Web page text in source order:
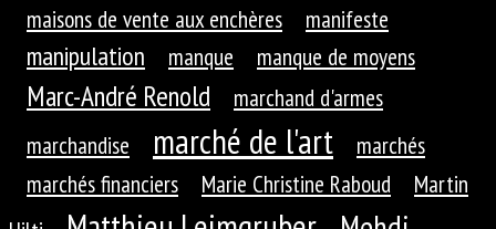
maisons de vente aux enchères manifeste
manipulation manque manque de moyens
Marc-André Renold
marchand d'armes
marchandise
marché de l'art
marchés
marchés financiers
Marie Christine Raboud
Martin